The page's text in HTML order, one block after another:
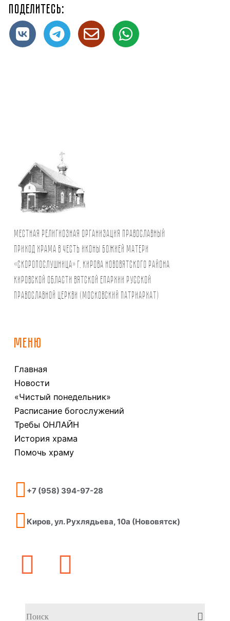
Поделитесь:
Местная религиозная организация православный
Приход храма в честь иконы Божией Матери
«Скоропослушница» г. Кирова Нововятского района
Кировской области Вятской Епархии Русской
Православной Церкви (Московский Патриархат)
МЕНЮ
Главная
Новости
«Чистый понедельник»
Расписание богослужений
Требы ОНЛАЙН
История храма
Помочь храму
+7 (958) 394-97-28
Киров, ул. Рухлядьева, 10а (Нововятск)